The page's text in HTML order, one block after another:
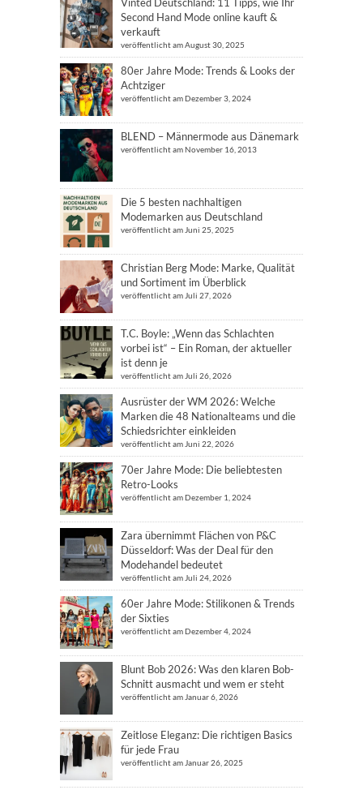
Second Hand Mode online kauft &
verkauft
veröffentlicht am August 30, 2025
80er Jahre Mode: Trends & Looks der
Achtziger
veröffentlicht am Dezember 3, 2024
BLEND – Männermode aus Dänemark
veröffentlicht am November 16, 2013
Die 5 besten nachhaltigen
Modemarken aus Deutschland
veröffentlicht am Juni 25, 2025
Christian Berg Mode: Marke, Qualität
und Sortiment im Überblick
veröffentlicht am Juli 27, 2026
T.C. Boyle: „Wenn das Schlachten
vorbei ist“ – Ein Roman, der aktueller
ist denn je
veröffentlicht am Juli 26, 2026
Ausrüster der WM 2026: Welche
Marken die 48 Nationalteams und die
Schiedsrichter einkleiden
veröffentlicht am Juni 22, 2026
70er Jahre Mode: Die beliebtesten
Retro-Looks
veröffentlicht am Dezember 1, 2024
Zara übernimmt Flächen von P&C
Düsseldorf: Was der Deal für den
Modehandel bedeutet
veröffentlicht am Juli 24, 2026
60er Jahre Mode: Stilikonen & Trends
der Sixties
veröffentlicht am Dezember 4, 2024
Blunt Bob 2026: Was den klaren Bob-
Schnitt ausmacht und wem er steht
veröffentlicht am Januar 6, 2026
Zeitlose Eleganz: Die richtigen Basics
für jede Frau
veröffentlicht am Januar 26, 2025